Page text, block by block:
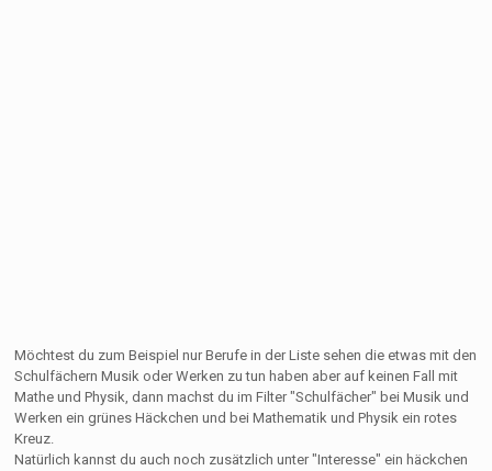
Möchtest du zum Beispiel nur Berufe in der Liste sehen die etwas mit den
Schulfächern Musik oder Werken zu tun haben aber auf keinen Fall mit
Mathe und Physik, dann machst du im Filter "Schulfächer" bei Musik und
Werken ein grünes Häckchen und bei Mathematik und Physik ein rotes
Kreuz.
Natürlich kannst du auch noch zusätzlich unter "Interesse" ein häckchen